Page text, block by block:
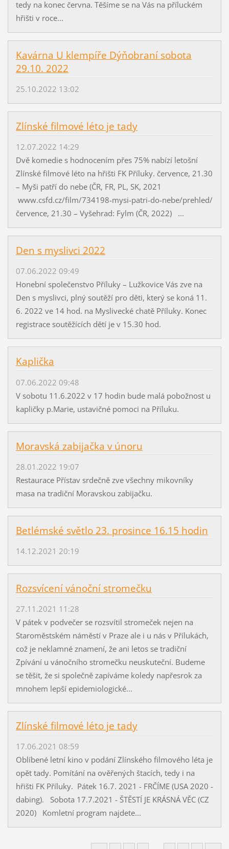
tedy na konec června. Těšíme se na Vás na příluckém
hřišti v roce...
Kavárna U klempíře Dýňobraní sobota
29.10. 2022
25.10.2022 13:02
Zlínské filmové léto je tady
12.07.2022 14:29
Dvě komedie s hodnocením přes 75% nabízí letošní
Zlínské filmové léto na hřišti FK Příluky. července, 21.30
– Myši patří do nebe (ČR, FR, PL, SK, 2021
www.csfd.cz/film/734198-mysi-patri-do-nebe/prehled/
července, 21.30 – Vyšehrad: Fylm (ČR, 2022) ...
Den s myslivci 2022
07.06.2022 09:49
Honební společenstvo Příluky – Lužkovice Vás zve na
Den s myslivci, plný soutěží pro děti, který se koná 11.
6. 2022 ve 14 hod. na Myslivecké chatě Příluky. Konec
registrace soutěžících dětí je v 15.30 hod.
Kaplička
07.06.2022 09:48
V sobotu 11.6.2022 v 17 hodin bude malá pobožnost u
kapličky p.Marie, ustavičné pomoci na Příluku.
Moravská zabijačka v únoru
28.01.2022 19:07
Restaurace Přístav srdečně zve všechny mikovníky
masa na tradiční Moravskou zabijačku.
Betlémské světlo 23. prosince 16.15 hodin
14.12.2021 20:19
Rozsvícení vánoční stromečku
27.11.2021 11:28
V pátek v podvečer se rozsvítil stromeček nejen na
Staroměstském náměstí v Praze ale i u nás v Přílukách,
což je neklamné znamení, že ani letos se tradiční
Zpívání u vánočního stromečku neuskuteční. Budeme
se těšit, že si společně zapíváme koledy napřesrok za
mnohem lepší epidemiologické...
Zlínské filmové léto je tady
17.06.2021 08:59
Oblíbené letní kino v podání Zlínského filmového léta je
opět tady. Pomítání na ověřených štacích, tedy i na
hřišti FK Příluky. Pátek 16.7. 2021 - FRČÍME (USA 2020 -
dabing). Sobota 17.7.2021 - ŠTĚSTÍ JE KRÁSNÁ VĚC (CZ
2020) Komletní program najdete...